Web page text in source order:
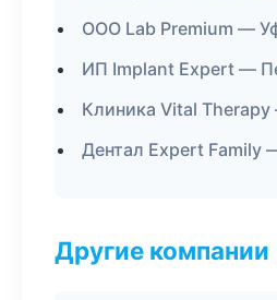
ООО Lab Premium —
ИП Implant Expert —
Клиника Vital
Дентал Expert Family
Другие компании